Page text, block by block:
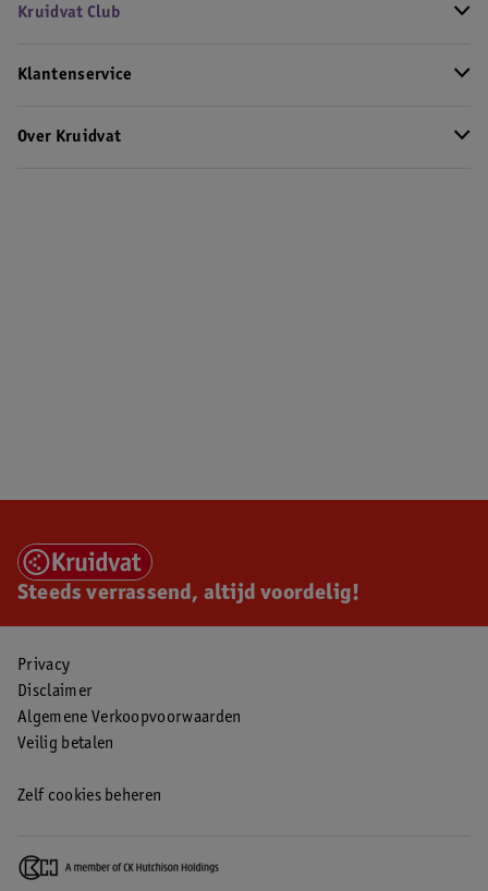
Kruidvat Club
Klantenservice
Over Kruidvat
Steeds verrassend, altijd voordelig!
Privacy
Disclaimer
Algemene Verkoopvoorwaarden
Veilig betalen
Zelf cookies beheren